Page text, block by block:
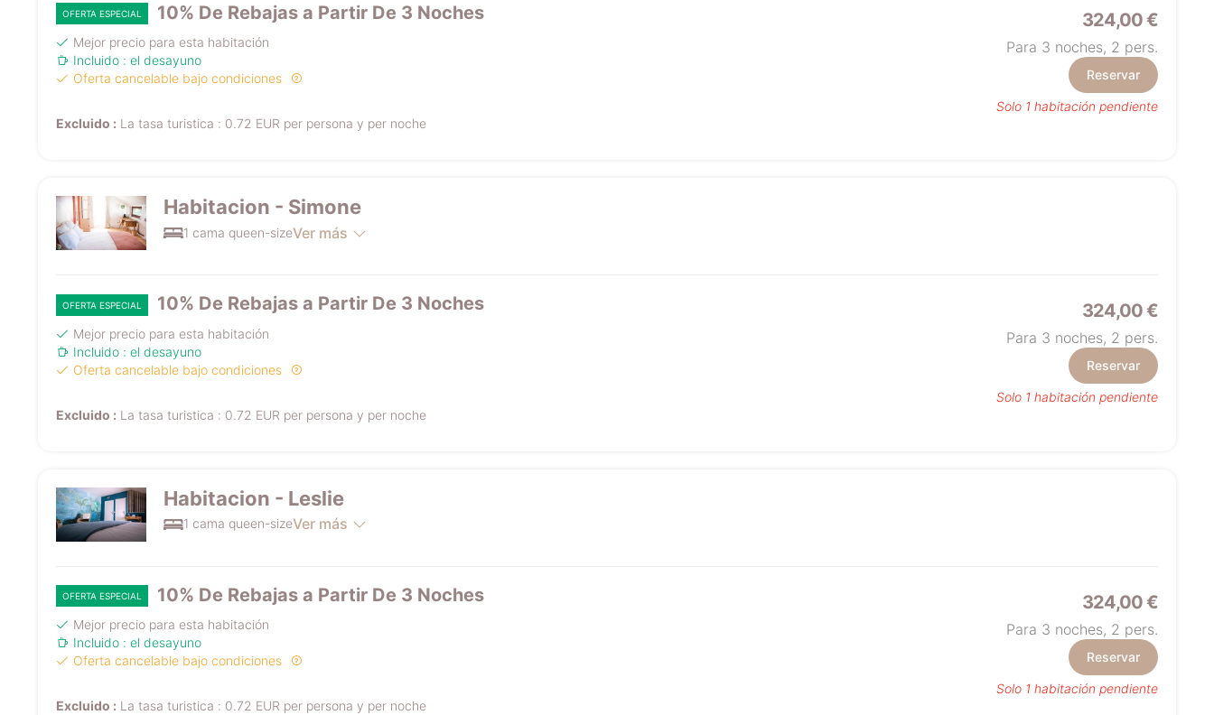
OFERTA ESPECIAL 10% De Rebajas a Partir De 3 Noches
Mejor precio para esta habitación
Incluido : el desayuno
Oferta cancelable bajo condiciones
Excluido : La tasa turistica : 0.72 EUR per persona y per noche
324,00 €
Para 3 noches, 2 pers.
Reservar
Solo 1 habitación pendiente
Habitacion - Simone
1 cama queen-sizeVer más
OFERTA ESPECIAL 10% De Rebajas a Partir De 3 Noches
Mejor precio para esta habitación
Incluido : el desayuno
Oferta cancelable bajo condiciones
Excluido : La tasa turistica : 0.72 EUR per persona y per noche
324,00 €
Para 3 noches, 2 pers.
Reservar
Solo 1 habitación pendiente
Habitacion - Leslie
1 cama queen-sizeVer más
OFERTA ESPECIAL 10% De Rebajas a Partir De 3 Noches
Mejor precio para esta habitación
Incluido : el desayuno
Oferta cancelable bajo condiciones
Excluido : La tasa turistica : 0.72 EUR per persona y per noche
324,00 €
Para 3 noches, 2 pers.
Reservar
Solo 1 habitación pendiente